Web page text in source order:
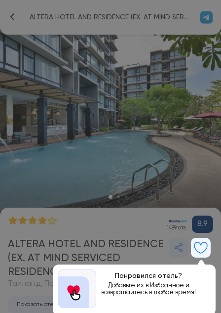
ALTERA HOTEL AND RESIDENCE (EX. AT MIND SERVICED RESIDENCE PATTAYA) 4*
1489 отз. 8.9
ALTERA HOTEL AND RESIDENCE
(EX. AT MIND SERVICED
RESIDENCE PATTAYA) 4*Понравился отель?
Добавьте их в Избранное и
возвращайтесь в любое время!
Таиланд, Паттайя
Показать отель на карте